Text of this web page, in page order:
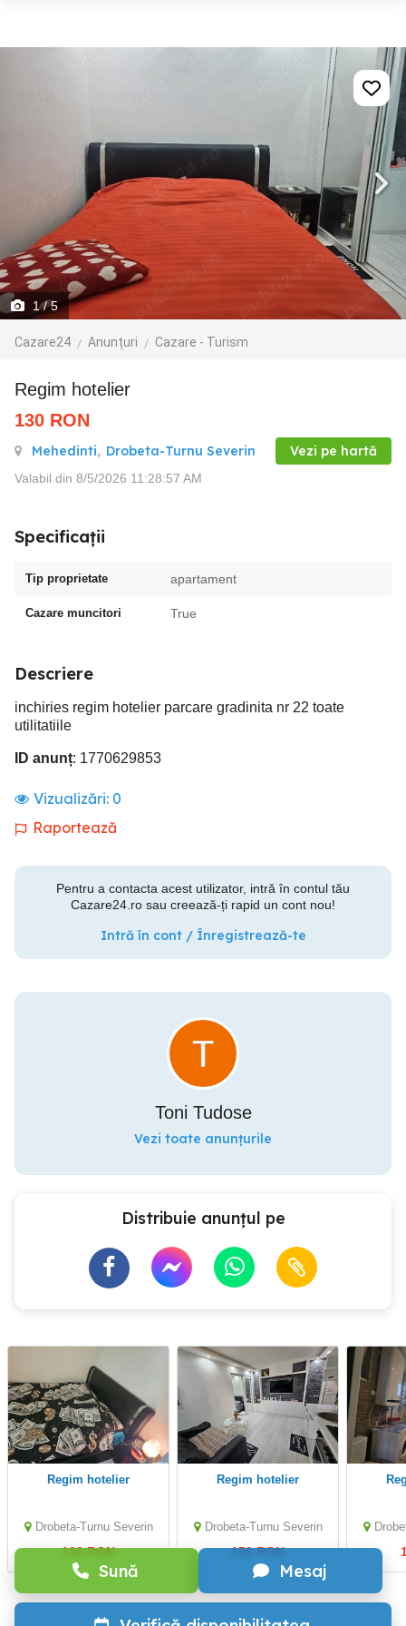
1/ 5
Cazare24 Anunțuri Cazare - Turism
regim hotelier
130 RON
Mehedinti, Drobeta-Turnu Severin Vezi pe hartă
Valabil din 8/5/2026 11:28:57 AM
Specificații
Tip proprietate apartament
Cazare muncitori True
Descriere
inchiries regim hotelier parcare gradinita nr 22 toate
utilitatiile
ID anunț: 1770629853
Vizualizări: 0
Raportează
Pentru a contacta acest utilizator, intră în contul tău
Cazare24.ro sau creează-ți rapid un cont nou!
Intră în cont / Înregistrează-te
Sună Mesaj
Toni Tudose
Vezi toate anunțurile
Distribuie anunțul pe
regim hotelier
Drobeta-Turnu Severin
130 RON
regim hotelier
Drobeta-Turnu Severin
150 RON